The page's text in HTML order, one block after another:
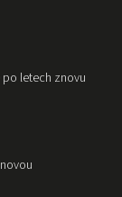
po letech znovu